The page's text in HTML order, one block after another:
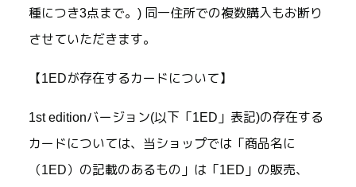
種につき3点まで。) 同一住所での複数購入もお断り
させていただきます。
【1EDが存在するカードについて】
1st editionバージョン(以下「1ED」表記)の存在する
カードについては、当ショップでは「商品名に
（1ED）の記載のあるもの」は「1ED」の販売、